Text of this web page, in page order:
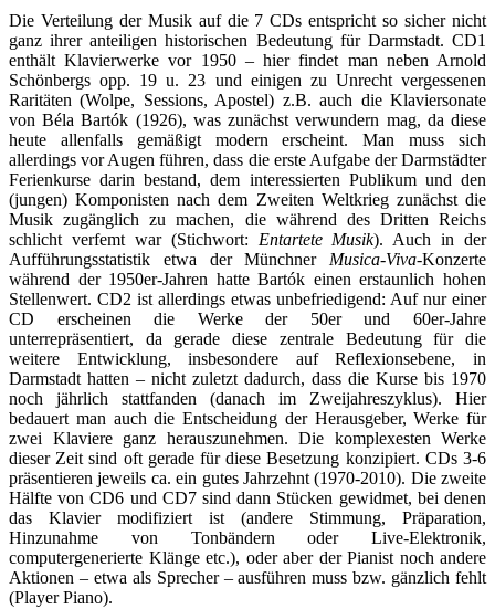
Die Verteilung der Musik auf die 7 CDs entspricht so sicher nicht
ganz ihrer anteiligen historischen Bedeutung für Darmstadt. CD1
enthält Klavierwerke vor 1950 – hier findet man neben Arnold
Schönbergs opp. 19 u. 23 und einigen zu Unrecht vergessenen
Raritäten (Wolpe, Sessions, Apostel) z.B. auch die Klaviersonate
von Béla Bartók (1926), was zunächst verwundern mag, da diese
heute allenfalls gemäßigt modern erscheint. Man muss sich
allerdings vor Augen führen, dass die erste Aufgabe der Darmstädter
Ferienkurse darin bestand, dem interessierten Publikum und den
(jungen) Komponisten nach dem Zweiten Weltkrieg zunächst die
Musik zugänglich zu machen, die während des Dritten Reichs
schlicht verfemt war (Stichwort: Entartete Musik). Auch in der
Aufführungsstatistik etwa der Münchner Musica-Viva-Konzerte
während der 1950er-Jahren hatte Bartók einen erstaunlich hohen
Stellenwert. CD2 ist allerdings etwas unbefriedigend: Auf nur einer
CD erscheinen die Werke der 50er und 60er-Jahre
unterrepräsentiert, da gerade diese zentrale Bedeutung für die
weitere Entwicklung, insbesondere auf Reflexionsebene, in
Darmstadt hatten – nicht zuletzt dadurch, dass die Kurse bis 1970
noch jährlich stattfanden (danach im Zweijahreszyklus). Hier
bedauert man auch die Entscheidung der Herausgeber, Werke für
zwei Klaviere ganz herauszunehmen. Die komplexesten Werke
dieser Zeit sind oft gerade für diese Besetzung konzipiert. CDs 3-6
präsentieren jeweils ca. ein gutes Jahrzehnt (1970-2010). Die zweite
Hälfte von CD6 und CD7 sind dann Stücken gewidmet, bei denen
das Klavier modifiziert ist (andere Stimmung, Präparation,
Hinzunahme von Tonbändern oder Live-Elektronik,
computergenerierte Klänge etc.), oder aber der Pianist noch andere
Aktionen – etwa als Sprecher – ausführen muss bzw. gänzlich fehlt
(Player Piano).